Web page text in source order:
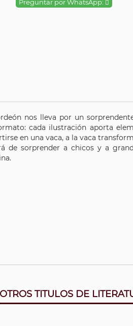
Preguntar por WhatsApp:
nos lleva por un
cada ilustración aporta
en una vaca, a la vaca
de sorprender a chicos y a
OTROS TITULOS DE